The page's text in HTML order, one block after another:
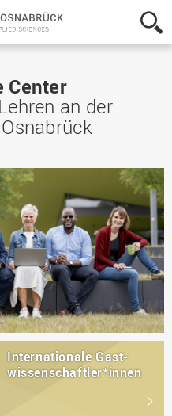
Hochschule
Osnabrück
-
Sciences
Center
an der
Internationale Gast­
wissen­schaftler*innen